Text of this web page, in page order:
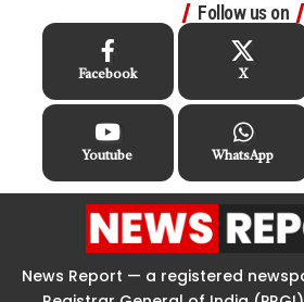
Follow us on
Facebook X
Youtube WhatsApp
News Report — a registered